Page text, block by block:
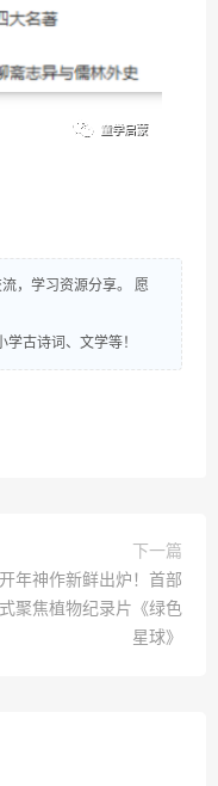
，学习资源分享。 愿
古诗词、文学等！
下一篇
年神作新鲜出炉！首部
聚焦植物纪录片《绿色
星球》